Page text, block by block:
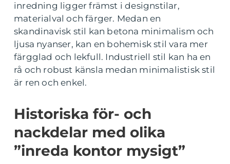
inredning ligger främst i designstilar,
materialval och färger. Medan en
skandinavisk stil kan betona minimalism och
ljusa nyanser, kan en bohemisk stil vara mer
färgglad och lekfull. Industriell stil kan ha en
rå och robust känsla medan minimalistisk stil
är ren och enkel.
Historiska för- och
nackdelar med olika
”inreda kontor mysigt”